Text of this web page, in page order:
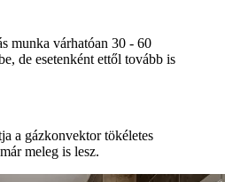
munka várhatóan 30 - 60
de esetenként ettől tovább is
a gázkonvektor tökéletes
meleg is lesz.